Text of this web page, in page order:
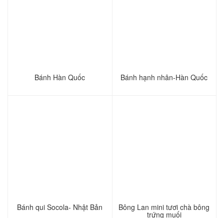
Bánh Hàn Quốc Bánh hạnh nhân-Hàn Quốc
Bánh qui Socola- Nhật Bản Bông Lan mini tươi chà bông
trứng muối